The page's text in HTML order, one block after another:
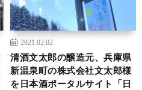
2021.02.02
清酒文太郎の醸造元、兵庫県
新温泉町の株式会社文太郎様
を日本酒ポータルサイト「日